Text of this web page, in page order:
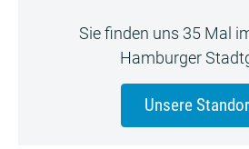
Sie finden uns 35 Mal
Hamburger
Unsere